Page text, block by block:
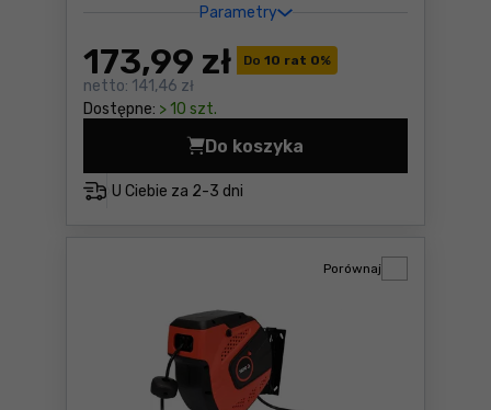
Parametry
Do 10 rat 0%
173,99 zł
netto: 141,46 zł
Dostępne: > 10 szt.
U Ciebie za 2-3 dni
Do koszyka
Przedłużacz bębnowy 20m
Porównaj